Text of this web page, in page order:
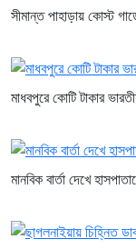
সীমান্ত পাহাড়ায় কোস্ট
মাধবপুরে কোটি টাকার
মানবিক বার্তা দেখে